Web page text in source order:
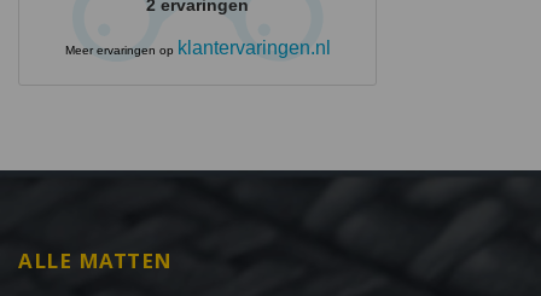
2 ervaringen
Meer ervaringen op klantervaringen.nl
ALLE MATTEN